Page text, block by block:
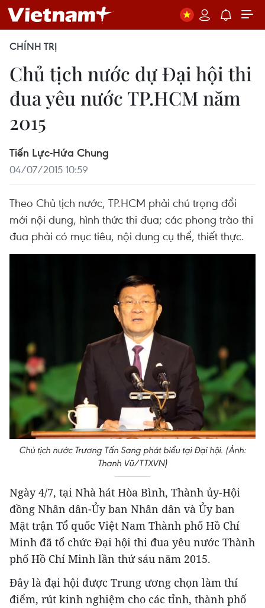
CHÍNH TRỊ
Chủ tịch nước dự Đại hội thi
đua yêu nước TP.HCM năm
2015
Tiến Lực-Hứa Chung
04/07/2015 10:59
Theo Chủ tịch nước, TP.HCM phải chú trọng đổi
mới nội dung, hình thức thi đua; các phong trào thi
đua phải có mục tiêu, nội dung cụ thể, thiết thực.
Chủ tịch nước Trương Tấn Sang phát biểu tại Đại hội. (Ảnh:
Thanh Vũ/TTXVN)
Ngày 4/7, tại Nhà hát Hòa Bình, Thành ủy-Hội
đồng Nhân dân-Ủy ban Nhân dân và Ủy ban
Mặt trận Tổ quốc Việt Nam Thành phố Hồ Chí
Minh đã tổ chức Đại hội thi đua yêu nước Thành
phố Hồ Chí Minh lần thứ sáu năm 2015.
Đây là đại hội được Trung ương chọn làm thí
điểm, rút kinh nghiệm cho các tỉnh, thành phố